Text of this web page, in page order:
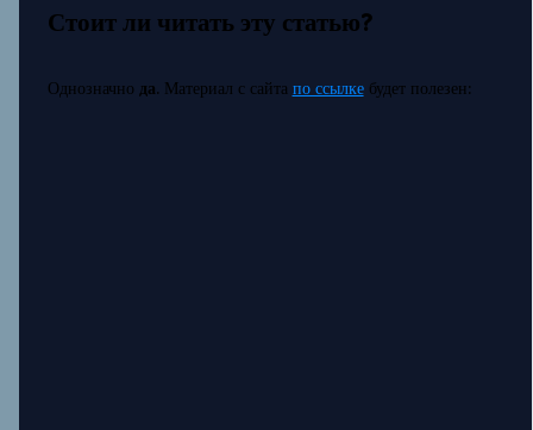
Стоит ли читать эту статью?
Однозначно да. Материал с сайта по ссылкебудет полезен: